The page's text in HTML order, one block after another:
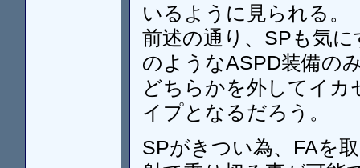
いるように見られる。
前述の通り、SPも気
のようなASPD装備の
どちらかを外してイ
イプとなるだろう。
SPがきつい為、FAを